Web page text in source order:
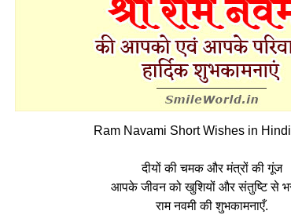
Ram Navami Short Wishes in
दीयों की चमक और मंत्रों की गूंज
आपके जीवन को खुशियों और संतुष्टि से
राम नवमी की शुभकामनाएँ.